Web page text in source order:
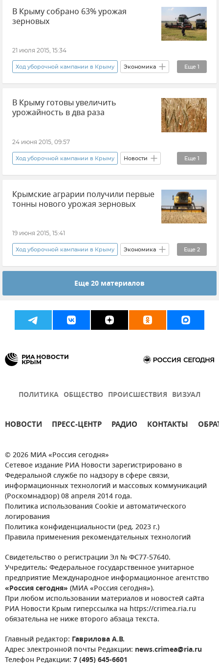
В Крыму собрано 63% урожая
зерновых
21 июля 2015, 15:34
Еще 1
Ход уборочной кампании в Крыму Экономика
Новости
В Крыму готовы увеличить
урожайность в два раза
24 июня 2015, 09:57
Еще 1
Ход уборочной кампании в Крыму Новости
Общество
Крымские аграрии получили первые
тонны нового урожая зерновых
19 июня 2015, 15:41
Еще 2
Ход уборочной кампании в Крыму Экономика
Новости Общество
Еще 20 материалов
ПОЛИТИКА ОБЩЕСТВО ПРОИСШЕСТВИЯ ВИЗУАЛ
НОВОСТИ ПРЕСС-ЦЕНТР РАДИО КОНТАКТЫ
© 2026 МИА «Россия сегодня»
Сетевое издание РИА Новости зарегистрировано в
Федеральной службе по надзору в сфере связи,
информационных технологий и массовых коммуникаций
(Роскомнадзор) 08 апреля 2014 года.
Политика использования Cookie и автоматического
логирования
Политика конфиденциальности (ред. 2023 г.)
Правила применения рекомендательных технологий
Свидетельство о регистрации Эл № ФС77-57640.
Учредитель: Федеральное государственное унитарное
предприятие Международное информационное агентство
«Россия сегодня» (МИА «Россия сегодня»).
При любом использовании материалов и новостей сайта
РИА Новости Крым гиперссылка на https://crimea.ria.ru
обязательна не ниже второго абзаца текста.
Главный редактор: Гаврилова А.В.
Адрес электронной почты Редакции: news.crimea@ria.ru
Телефон Редакции: 7 (495) 645-6601